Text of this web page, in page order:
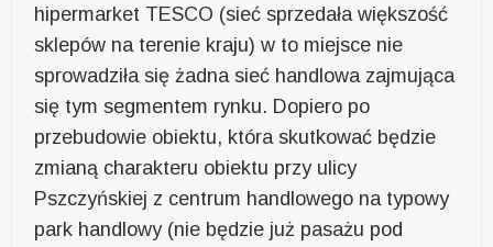
hipermarket TESCO (sieć sprzedała większość
sklepów na terenie kraju) w to miejsce nie
sprowadziła się żadna sieć handlowa zajmująca
się tym segmentem rynku. Dopiero po
przebudowie obiektu, która skutkować będzie
zmianą charakteru obiektu przy ulicy
Pszczyńskiej z centrum handlowego na typowy
park handlowy (nie będzie już pasażu pod